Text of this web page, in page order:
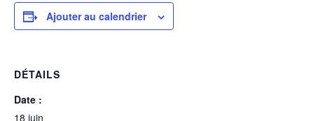
Ajouter au calendrier
DÉTAILS
Date :
18 juin